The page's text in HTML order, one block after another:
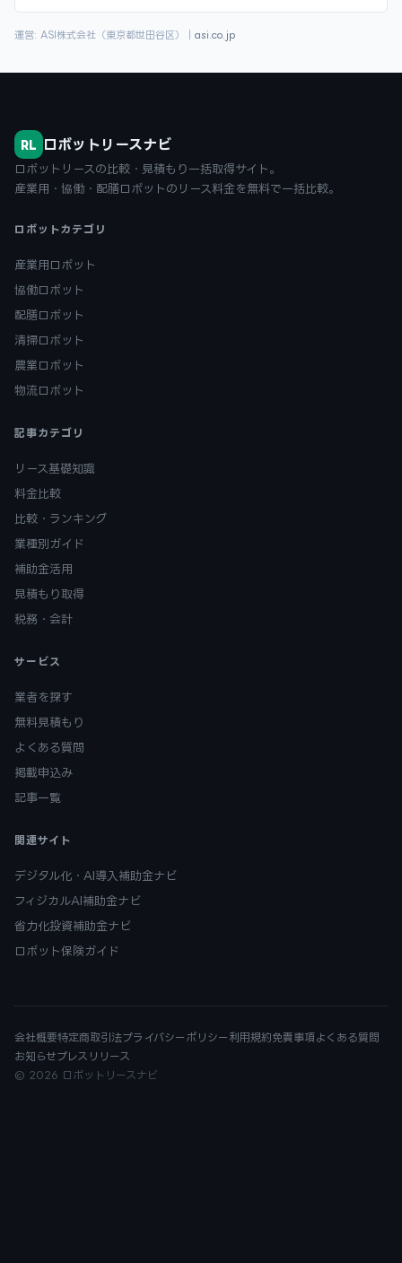
運営: ASI株式会社（東京都世田谷区）｜ asi.co.jp
RL ロボットリースナビ
ロボットリースの比較・見積もり一括取得サイト。
産業用・協働・配膳ロボットのリース料金を無料で一括比較。
ロボットカテゴリ
産業用ロボット
協働ロボット
配膳ロボット
清掃ロボット
農業ロボット
物流ロボット
記事カテゴリ
リース基礎知識
料金比較
比較・ランキング
業種別ガイド
補助金活用
見積もり取得
税務・会計
サービス
業者を探す
無料見積もり
よくある質問
掲載申込み
記事一覧
関連サイト
デジタル化・AI導入補助金ナビ
フィジカルAI補助金ナビ
省力化投資補助金ナビ
ロボット保険ガイド
会社概要特定商取引法プライバシーポリシー 利用規約免責事項よくある質問
お知らせプレスリリース
© 2026 ロボットリースナビ